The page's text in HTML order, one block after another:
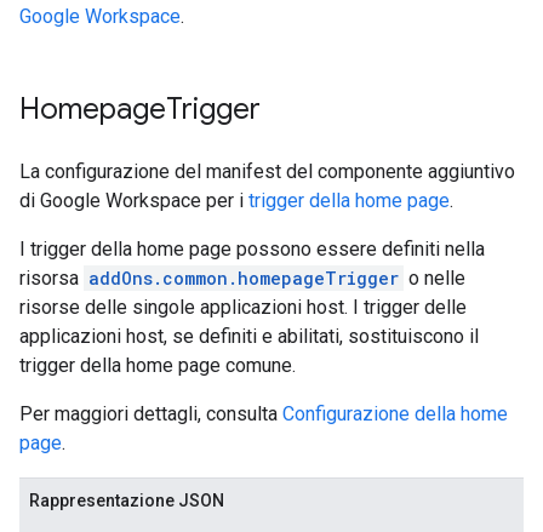
Google Workspace.
HomepageTrigger
La configurazione del manifest del componente aggiuntivo
di Google Workspace per i trigger della home page.
I trigger della home page possono essere definiti nella
risorsa addOns.common.homepageTrigger o nelle
risorse delle singole applicazioni host. I trigger delle
applicazioni host, se definiti e abilitati, sostituiscono il
trigger della home page comune.
Per maggiori dettagli, consulta Configurazione della home
page.
Rappresentazione JSON